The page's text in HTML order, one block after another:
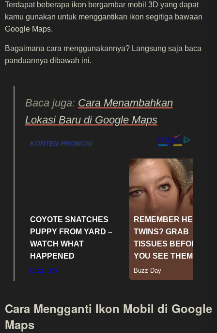
Terdapat beberapa ikon bergambar mobil 3D yang dapat
kamu gunakan untuk menggantikan ikon segitiga bawaan
Google Maps.
Bagaimana cara menggunakannya? Langsung saja baca
panduannya dibawah ini.
Baca juga: Cara Menambahkan
Lokasi Baru di Google Maps
Cara Mengganti Ikon Mobil di Google
Maps